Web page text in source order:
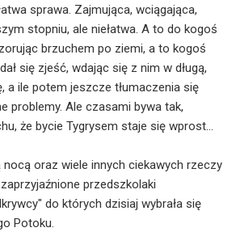
sprawa. Zajmująca, wciągająca,
stopniu, ale niełatwa. A to do kogoś
brzuchem po ziemi, a to kogoś
się zjeść, wdając się z nim w długą,
a ile potem jeszcze tłumaczenia się
problemy. Ale czasami bywa tak,
że bycie Tygrysem staje się wprost…
oraz wiele innych ciekawych rzeczy
przedszkolaki
do których dzisiaj wybrała się
Potoku.